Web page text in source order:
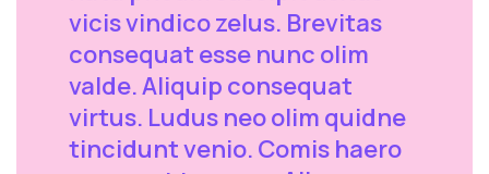
vicis vindico zelus. Brevitas
consequat esse nunc olim
valde. Aliquip consequat
virtus. Ludus neo olim quidne
tincidunt venio. Comis haero